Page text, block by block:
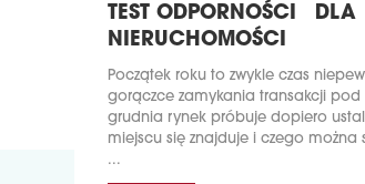
TEST ODPORNOŚCI DLA
NIERUCHOMOŚCI
Początek roku to zwykle czas
gorączce zamykania transakcji pod
grudnia rynek próbuje dopiero
miejscu się znajduje i czego można
...